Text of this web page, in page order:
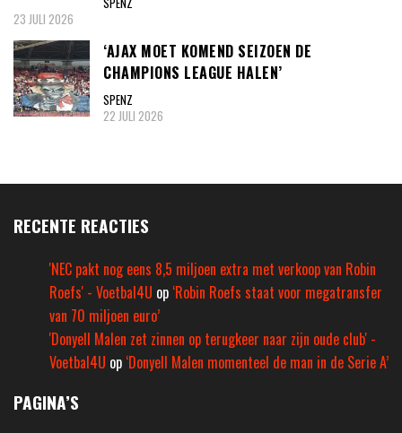
23 JULI 2026
‘AJAX MOET KOMEND SEIZOEN DE
CHAMPIONS LEAGUE HALEN’
SPENZ
22 JULI 2026
RECENTE REACTIES
'NEC pakt nog eens 8,5 miljoen extra met verkoop van Robin
Roefs' - Voetbal4U op ‘Robin Roefs staat voor megatransfer
van 70 miljoen euro’
'Donyell Malen zet zinnen op terugkeer naar zijn oude club' -
Voetbal4U op ‘Donyell Malen momenteel de man in de Serie A’
PAGINA’S